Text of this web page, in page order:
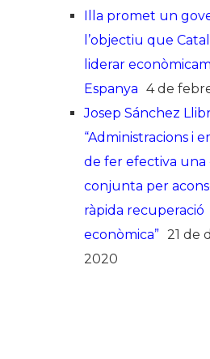
Illa promet un
l’objectiu que
liderar
Espanya 4 de
Josep Sánchez
“Administracions i
de fer efectiva una
conjunta per
ràpida recuperació
econòmica” 21 de
2020